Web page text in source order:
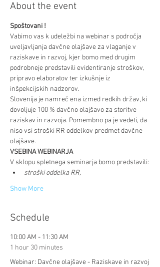
About the event
Spoštovani !
Vabimo vas k udeležbi na webinar s področja
uveljavljanja davčne olajšave za vlaganje v
raziskave in razvoj, kjer bomo med drugim
podrobneje predstavili evidentiranje stroškov,
pripravo elaboratov ter izkušnje iz
inšpekcijskih nadzorov.
Slovenija je namreč ena izmed redkih držav, ki
dovoljuje 100 % davčno olajšavo za storitve
raziskav in razvoja. Pomembno pa je vedeti, da
niso vsi stroški RR oddelkov predmet davčne
olajšave.
VSEBINA WEBINARJA
V sklopu spletnega seminarja bomo predstavili:
stroški oddelka RR,
Show More
Schedule
10:00 AM - 11:30 AM
1 hour 30 minutes
Webinar: Davčne olajšave - Raziskave in razvoj